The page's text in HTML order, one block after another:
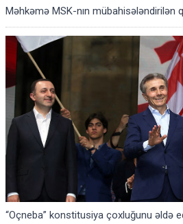
Məhkəmə MSK-nın mübahisələndirilən
“Oçneba” konstitusiya çoxluğunu əldə